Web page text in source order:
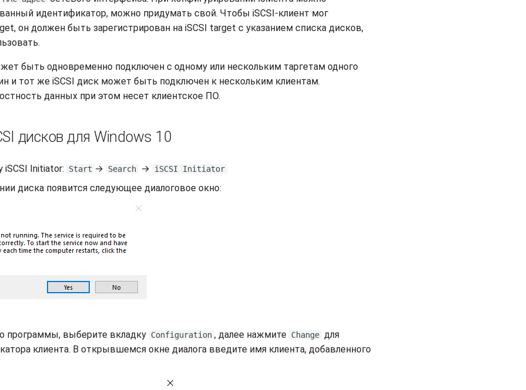
идентификатор, можно придумать свой. Чтобы iSCSI-клиент мог
он должен быть зарегистрирован на iSCSI target с указанием списка дисков,
быть одновременно подключен с одному или нескольким таргетам одного
и тот же iSCSI диск может быть подключен к нескольким клиентам.
данных при этом несет клиентское ПО.
дисков для Windows 10
iSCSI Initiator: Start → Search → iSCSI Initiator
диска появится следующее диалоговое окно:
программы, выберите вкладку Configuration , далее нажмите Change для
клиента. В открывшемся окне диалога введите имя клиента, добавленного